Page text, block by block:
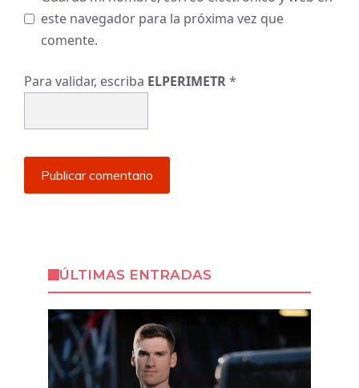
este navegador para la próxima vez que
comente.
Para validar, escriba ELPERIMETR*
ÚLTIMAS ENTRADAS